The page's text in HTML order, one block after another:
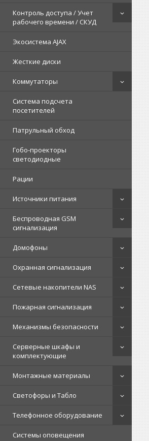
Контроль доступа / Учет
рабочего времени / СКУД
Экосистема AJAX
Жесткие диски
Коммутаторы
Система подсчета
посетителей
Патрульный обход
Гобо-проекторы
светодиодные
Рации
Источники питания
Беспроводная GSM
сигнализация
Домофоны
Охранная сигнализация
Сетевые накопители NAS
Пожарная сигнализация
Механизмы безопасности
Серверные шкафы и
комплектующие
Монтажные материалы
Светофоры и Табло
Телефонное оборудование
Системы оповещения